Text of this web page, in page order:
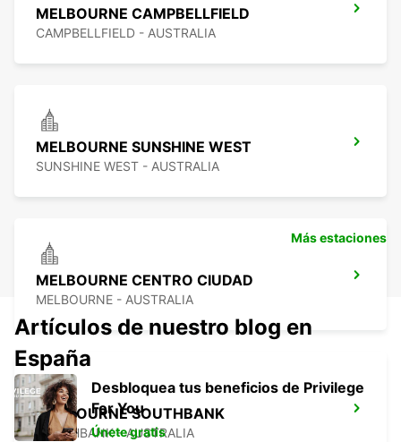
MELBOURNE CAMPBELLFIELD
CAMPBELLFIELD - AUSTRALIA
MELBOURNE SUNSHINE WEST
SUNSHINE WEST - AUSTRALIA
MELBOURNE CENTRO CIUDAD
MELBOURNE - AUSTRALIA
MELBOURNE SOUTHBANK
SOUTHBANK - AUSTRALIA
Más estaciones
Artículos de nuestro blog en
España
Desbloquea tus beneficios de Privilege
For You
Únete gratis